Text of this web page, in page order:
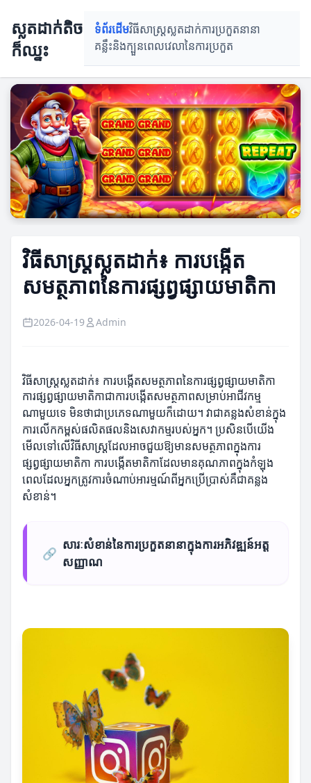
ស្លតដាក់តិច
ក៏ឈ្នះ
ទំព័រដើមវិធីសាស្រ្តស្លតដាក់ការប្រកួតនានា
គន្លឹះនិងក្បួនពេលវេលានៃការប្រកួត
វិធីសាស្រ្តស្លតដាក់៖ ការបង្កើត
សមត្ថភាពនៃការផ្សព្វផ្សាយមាតិកា
2026-04-19 Admin
វិធីសាស្រ្តស្លតដាក់៖ ការបង្កើតសមត្ថភាពនៃការផ្សព្វផ្សាយមាតិកា
ការផ្សព្វផ្សាយមាតិកាជាការបង្កើតសមត្ថភាពសម្រាប់អាជីវកម្ម
ណាមួយទេ មិនថាជាប្រភេទណាមួយក៏ដោយ។ វាជាគន្លងសំខាន់ក្នុង
ការលើកកម្ពស់ផលិតផលនិងសេវាកម្មរបស់អ្នក។ ប្រសិនបើយើង
មើលទៅលើវិធីសាស្រ្តដែលអាចជួយឱ្យមានសមត្ថភាពក្នុងការ
ផ្សព្វផ្សាយមាតិកា ការបង្កើតមាតិកាដែលមានគុណភាពក្នុងកំឡុង
ពេលដែលអ្នកត្រូវការចំណាប់អារម្មណ៍ពីអ្នកប្រើប្រាស់គឺជាគន្លង
សំខាន់។
🔗
សារៈសំខាន់នៃការប្រកួតនានាក្នុងការអភិវឌ្ឍន៍អត្ត
សញ្ញាណ